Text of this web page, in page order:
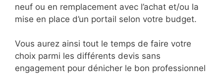
neuf ou en remplacement avec l’achat et/ou la
mise en place d’un portail selon votre budget.
Vous aurez ainsi tout le temps de faire votre
choix parmi les différents devis sans
engagement pour dénicher le bon professionnel